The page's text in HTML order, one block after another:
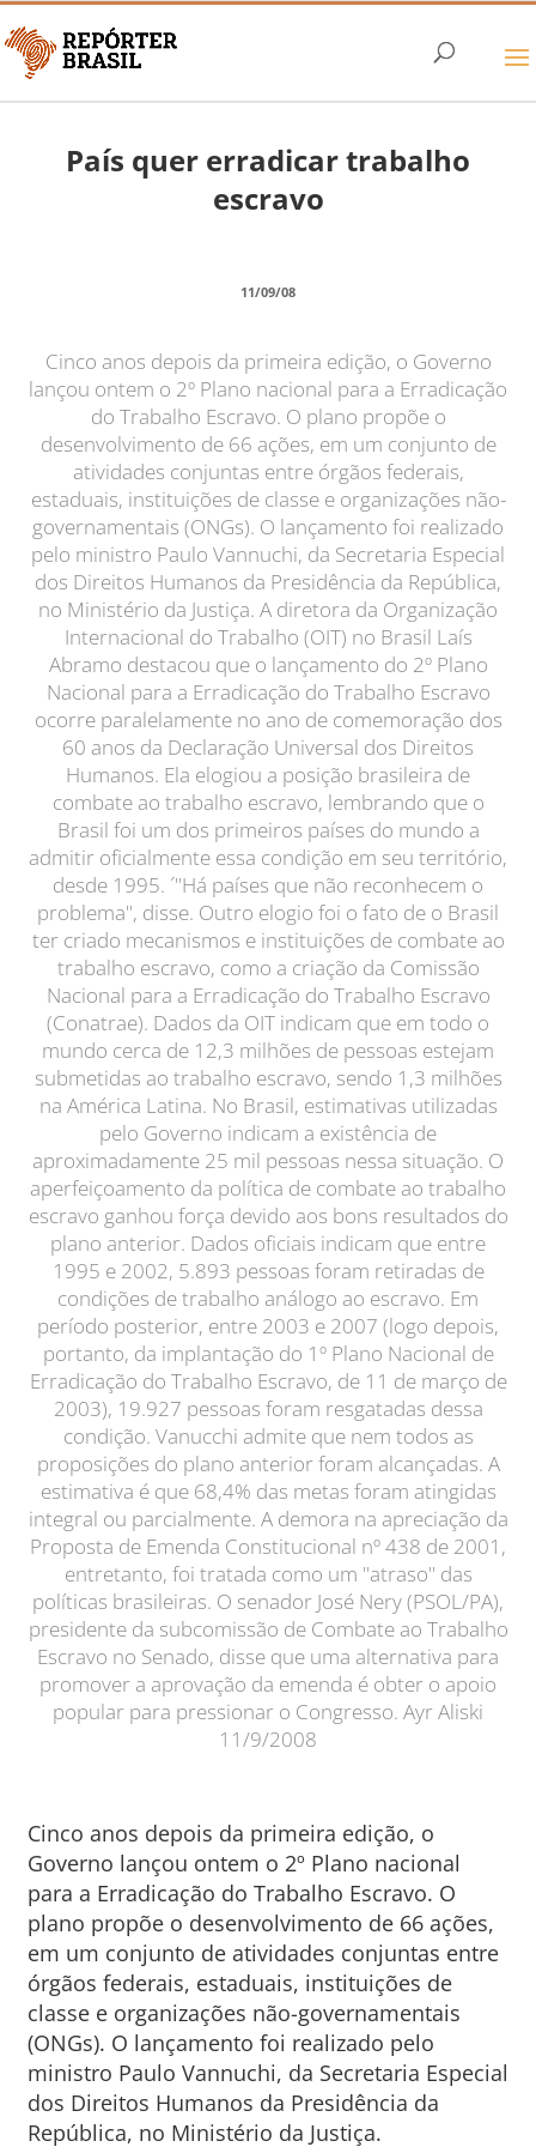
País quer erradicar trabalho
escravo
11/09/08
Cinco anos depois da primeira edição, o Governo
lançou ontem o 2º Plano nacional para a Erradicação
do Trabalho Escravo. O plano propõe o
desenvolvimento de 66 ações, em um conjunto de
atividades conjuntas entre órgãos federais,
estaduais, instituições de classe e organizações não-
governamentais (ONGs). O lançamento foi realizado
pelo ministro Paulo Vannuchi, da Secretaria Especial
dos Direitos Humanos da Presidência da República,
no Ministério da Justiça. A diretora da Organização
Internacional do Trabalho (OIT) no Brasil Laís
Abramo destacou que o lançamento do 2º Plano
Nacional para a Erradicação do Trabalho Escravo
ocorre paralelamente no ano de comemoração dos
60 anos da Declaração Universal dos Direitos
Humanos. Ela elogiou a posição brasileira de
combate ao trabalho escravo, lembrando que o
Brasil foi um dos primeiros países do mundo a
admitir oficialmente essa condição em seu território,
desde 1995. ´"Há países que não reconhecem o
problema", disse. Outro elogio foi o fato de o Brasil
ter criado mecanismos e instituições de combate ao
trabalho escravo, como a criação da Comissão
Nacional para a Erradicação do Trabalho Escravo
(Conatrae). Dados da OIT indicam que em todo o
mundo cerca de 12,3 milhões de pessoas estejam
submetidas ao trabalho escravo, sendo 1,3 milhões
na América Latina. No Brasil, estimativas utilizadas
pelo Governo indicam a existência de
aproximadamente 25 mil pessoas nessa situação. O
aperfeiçoamento da política de combate ao trabalho
escravo ganhou força devido aos bons resultados do
plano anterior. Dados oficiais indicam que entre
1995 e 2002, 5.893 pessoas foram retiradas de
condições de trabalho análogo ao escravo. Em
período posterior, entre 2003 e 2007 (logo depois,
portanto, da implantação do 1º Plano Nacional de
Erradicação do Trabalho Escravo, de 11 de março de
2003), 19.927 pessoas foram resgatadas dessa
condição. Vanucchi admite que nem todos as
proposições do plano anterior foram alcançadas. A
estimativa é que 68,4% das metas foram atingidas
integral ou parcialmente. A demora na apreciação da
Proposta de Emenda Constitucional nº 438 de 2001,
entretanto, foi tratada como um "atraso" das
políticas brasileiras. O senador José Nery (PSOL/PA),
presidente da subcomissão de Combate ao Trabalho
Escravo no Senado, disse que uma alternativa para
promover a aprovação da emenda é obter o apoio
popular para pressionar o Congresso. Ayr Aliski
11/9/2008
Cinco anos depois da primeira edição, o
Governo lançou ontem o 2º Plano nacional
para a Erradicação do Trabalho Escravo. O
plano propõe o desenvolvimento de 66 ações,
em um conjunto de atividades conjuntas entre
órgãos federais, estaduais, instituições de
classe e organizações não-governamentais
(ONGs). O lançamento foi realizado pelo
ministro Paulo Vannuchi, da Secretaria Especial
dos Direitos Humanos da Presidência da
República, no Ministério da Justiça.